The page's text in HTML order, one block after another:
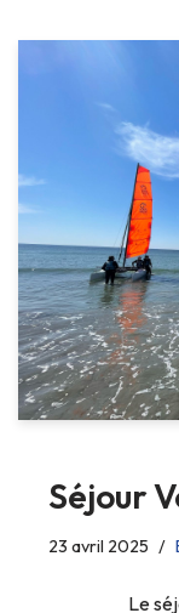
Séjour
23 avril 2025
Le